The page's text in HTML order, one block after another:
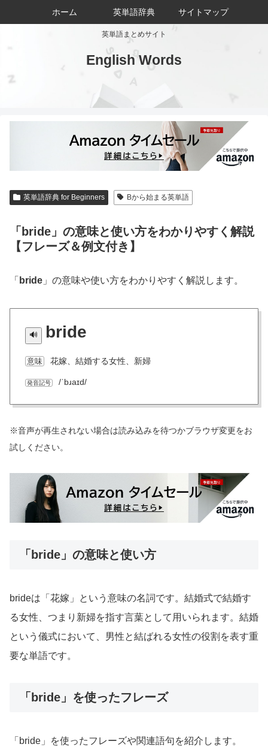
英単語まとめサイト
English Words
ホーム 英単語辞典 サイトマップ
英単語辞典 for Beginners Bから始まる英単語
「bride」の意味と使い方をわかりやすく解説
【フレーズ＆例文付き】
「 bride 」の意味や使い方をわかりやすく解説します。
bride
意味 花嫁、結婚する女性、新婦
発音記号 /ˈbɹaɪd/
※音声が再生されない場合は読み込みを待つかブラウザ変更をお
試しください。
「bride」の意味と使い方
brideは「花嫁」という意味の名詞です。結婚式で結婚す
る女性、つまり新婦を指す言葉として用いられます。結婚
という儀式において、男性と結ばれる女性の役割を表す重
要な単語です。
「bride」を使ったフレーズ
「bride」を使ったフレーズや関連語句を紹介します。